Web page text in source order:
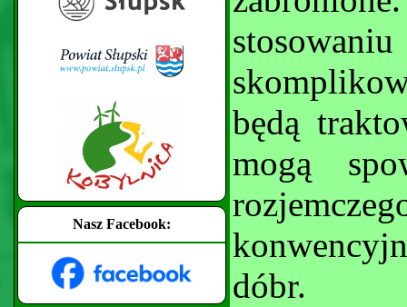
Nasz Facebook:
będą
mogą
dóbr.